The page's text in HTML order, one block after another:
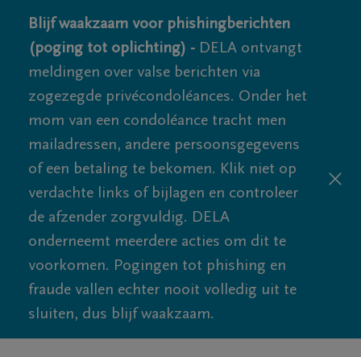
Blijf waakzaam voor phishingberichten
(poging tot oplichting) - DELA ontvangt
meldingen over valse berichten via
zogezegde privécondoléances. Onder het
mom van een condoléance tracht men
mailadressen, andere persoonsgegevens
of een betaling te bekomen. Klik niet op
verdachte links of bijlagen en controleer
de afzender zorgvuldig. DELA
onderneemt meerdere acties om dit te
voorkomen. Pogingen tot phishing en
fraude vallen echter nooit volledig uit te
sluiten, dus blijf waakzaam.